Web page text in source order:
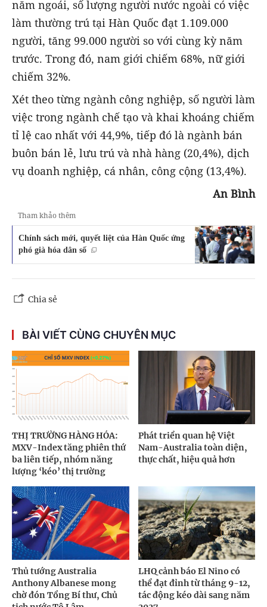
năm ngoái, số lượng người nước ngoài có việc
làm thường trú tại Hàn Quốc đạt 1.109.000
người, tăng 99.000 người so với cùng kỳ năm
trước. Trong đó, nam giới chiếm 68%, nữ giới
chiếm 32%.
Xét theo từng ngành công nghiệp, số người làm
việc trong ngành chế tạo và khai khoáng chiếm
tỉ lệ cao nhất với 44,9%, tiếp đó là ngành bán
buôn bán lẻ, lưu trú và nhà hàng (20,4%), dịch
vụ doanh nghiệp, cá nhân, công cộng (13,4%).
An Bình
Tham khảo thêm
Chính sách mới, quyết liệt của Hàn Quốc ứng
phó già hóa dân số
Chia sẻ
BÀI VIẾT CÙNG CHUYÊN MỤC
THỊ TRƯỜNG HÀNG HÓA:
MXV-Index tăng phiên thứ
ba liên tiếp, nhóm năng
lượng ‘kéo’ thị trường
Phát triển quan hệ Việt
Nam-Australia toàn diện,
thực chất, hiệu quả hơn
Thủ tướng Australia
Anthony Albanese mong
chờ đón Tổng Bí thư, Chủ
LHQ cảnh báo El Nino có
thể đạt đỉnh từ tháng 9-12,
tác động kéo dài sang năm